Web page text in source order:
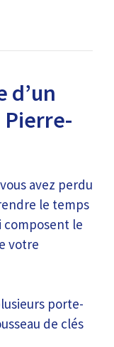
d’un
Pierre-
avez perdu
le temps
composent le
votre
porte-
de clés